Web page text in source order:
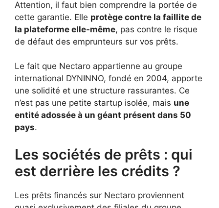
Attention, il faut bien comprendre la portée de
cette garantie. Elle protège contre la faillite de
la plateforme elle-même, pas contre le risque
de défaut des emprunteurs sur vos prêts.
Le fait que Nectaro appartienne au groupe
international DYNINNO, fondé en 2004, apporte
une solidité et une structure rassurantes. Ce
n’est pas une petite startup isolée, mais une
entité adossée à un géant présent dans 50
pays.
Les sociétés de prêts : qui
est derrière les crédits ?
Les prêts financés sur Nectaro proviennent